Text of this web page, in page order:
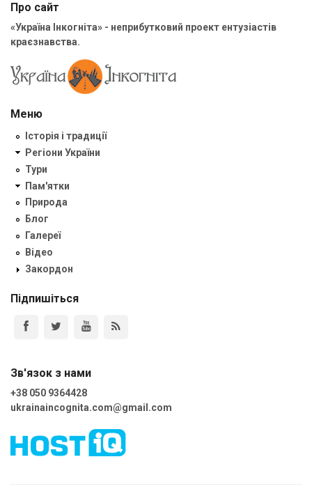
Про сайт
«Україна Інкогніта» - неприбутковий проект ентузіастів
краєзнавства.
Меню
Історія і традиції
Регіони України
Тури
Пам'ятки
Природа
Блог
Галереї
Відео
Закордон
Підпишіться
Зв'язок з нами
+38 050 9364428
ukrainaincognita.com@gmail.com